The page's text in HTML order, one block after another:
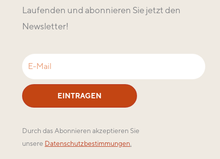
Laufenden und abonnieren Sie jetzt den
Newsletter!
EINTRAGEN
Durch das Abonnieren akzeptieren Sie
unsere Datenschutzbestimmungen.